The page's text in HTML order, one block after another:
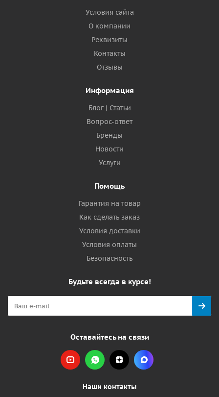
Условия сайта
О компании
Реквизиты
Контакты
Отзывы
Информация
Блог | Статьи
Вопрос-ответ
Бренды
Новости
Услуги
Помощь
Гарантия на товар
Как сделать заказ
Условия доставки
Условия оплаты
Безопасность
Будьте всегда в курсе!
Оставайтесь на связи
Наши контакты